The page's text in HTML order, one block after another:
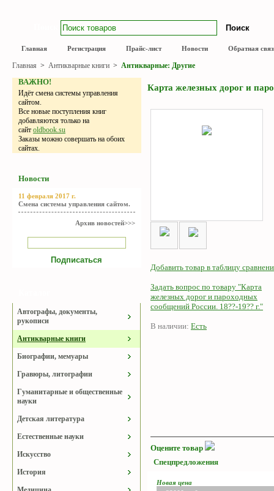
Главная Регистрация Прайс-лист Новости Обратная
Главная > Антикварные книги > Антикварные: Другие
ВАЖНО!
Идёт смена системы управления
сайтом.
Все новые поступления книг
добавляются только на
сайт oldbook.su
Заказы можно совершать на обоих
сайтах.
Новости
11 февраля 2017 г.
Смена системы управления сайтом.
Архив новостей>>>
Автографы, документы,
рукописи
Антикварные книги
Биографии, мемуары
Гравюры, литографии
Гуманитарные и общественные
науки
Детская литература
Естественные науки
Искусство
История
Карта железных дорог и
Добавить товар в таблицу
Задать вопрос по товару "Карта
железных дорог и пароходных
сообщений России. 18??-19?? г."
В наличии: Есть
Оцените товар
Спецпредложения
Новая цена